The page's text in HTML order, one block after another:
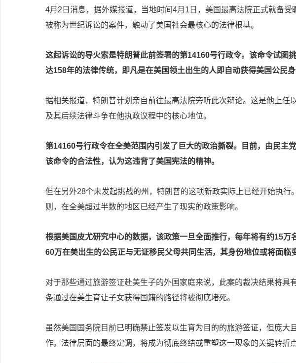
4月2日消息，据外媒报道，当地时间4月1日，美国最高法院正式就备
被称为世纪诉讼的案件，触动了美国社会最核心的法律根基。
这起诉讼的导火索是特朗普此前签署的第14160号行政令。该命令试图
达158年的法律传统，即凡是在美国领土出生的人即自动获得美国公民身
据相关报道，特朗普计划亲自前往最高法院旁听此次辩论。这是他上任
及其后续法律斗争在他执政议程中的核心地位。
第14160号行政令在全美范围内引发了巨大的政治撕裂。目前，由民主
该命令的合法性，认为这违背了美国宪法的精神。
但在另外28个未发起挑战的州，特朗普的这项新政实际上已经开始执行
则，在全美超过半数的地区已经产生了现实的政策影响。
根据美国皮尤研究中心的数据，该政策一旦全面推行，每年将有约15万
60万在美出生的公民正与无证移民父母共同生活，其身份地位或将面临
对于那些通过旅游签证赴美生子的外国家庭来说，此案的裁决结果将具
条通过在美生育让子女获得国籍的路径将被彻底堵死。
虽然美国国务院目前已明确禁止签发以生育为目的的旅游签证，但庞大
作。法律层面的最终定调，将成为彻底终结或重塑这一现象的关键转折点